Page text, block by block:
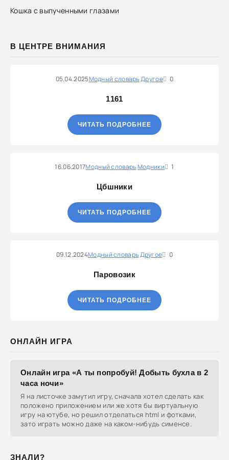
Кошка с выпученными глазами
В ЦЕНТРЕ ВНИМАНИЯ
05.04.2025Модный словарьДругое 0
1161
ЧИТАТЬ ПОДРОБНЕЕ
16.06.2017Модный словарьМодники 1
Цбшники
ЧИТАТЬ ПОДРОБНЕЕ
09.12.2024Модный словарьДругое 0
Паровозик
ЧИТАТЬ ПОДРОБНЕЕ
ОНЛАЙН ИГРА
Онлайн игра «А ты попробуй! Добыть бухла в 2
часа ночи»
Я на листочке замутил игру, сначала хотел сделать как
положено приложением или же хотя бы виртуальную
игру на ютубе, но решил отделаться html и фотками,
зато играть можно даже на каком-нибудь сименсе.
ЗНАЛИ?